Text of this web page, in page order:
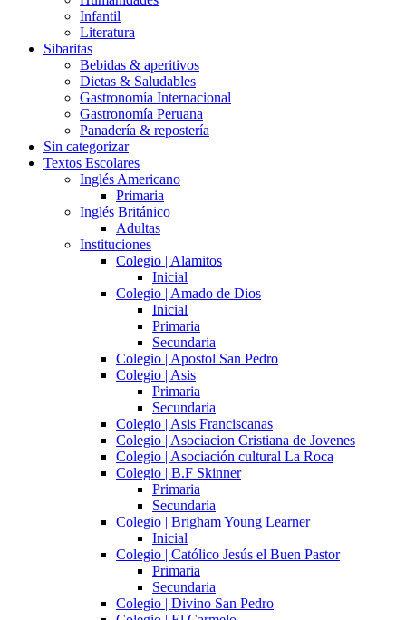
Infantil
Literatura
Sibaritas
Bebidas & aperitivos
Dietas & Saludables
Gastronomía Internacional
Gastronomía Peruana
Panadería & repostería
Sin categorizar
Textos Escolares
Inglés Americano
Primaria
Inglés Británico
Adultas
Instituciones
Colegio | Alamitos
Inicial
Colegio | Amado de Dios
Inicial
Primaria
Secundaria
Colegio | Apostol San Pedro
Colegio | Asis
Primaria
Secundaria
Colegio | Asis Franciscanas
Colegio | Asociacion Cristiana de Jovenes
Colegio | Asociación cultural La Roca
Colegio | B.F Skinner
Primaria
Secundaria
Colegio | Brigham Young Learner
Inicial
Colegio | Católico Jesús el Buen Pastor
Primaria
Secundaria
Colegio | Divino San Pedro